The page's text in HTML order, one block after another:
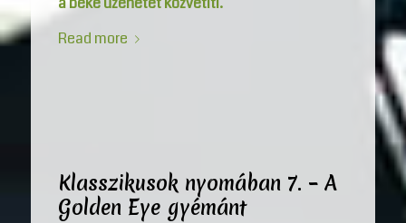
Read more
Klasszikusok nyomában 7. – A
Golden Eye gyémánt